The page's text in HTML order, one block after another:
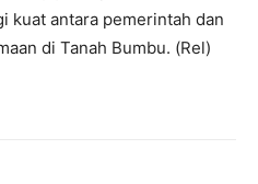
kuat antara pemerintah dan
di Tanah Bumbu. (Rel)